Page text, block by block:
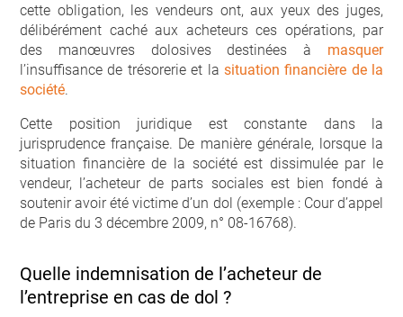
cette obligation, les vendeurs ont, aux yeux des juges,
délibérément caché aux acheteurs ces opérations, par
des manœuvres dolosives destinées à masquer
l’insuffisance de trésorerie et la situation financière de la
société.
Cette position juridique est constante dans la
jurisprudence française. De manière générale, lorsque la
situation financière de la société est dissimulée par le
vendeur, l’acheteur de parts sociales est bien fondé à
soutenir avoir été victime d’un dol (exemple : Cour d’appel
de Paris du 3 décembre 2009, n° 08-16768).
Quelle indemnisation de l’acheteur de
l’entreprise en cas de dol ?